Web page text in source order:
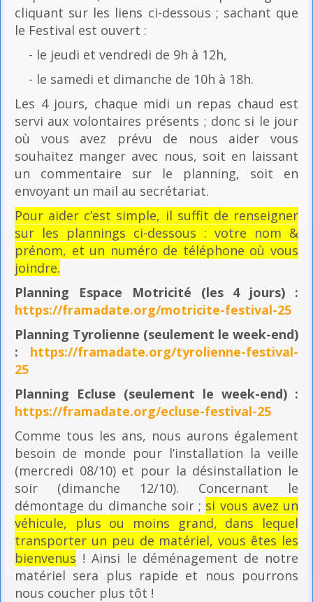
cliquant sur les liens ci-dessous ; sachant que
le Festival est ouvert :
- le jeudi et vendredi de 9h à 12h,
- le samedi et dimanche de 10h à 18h.
Les 4 jours, chaque midi un repas chaud est
servi aux volontaires présents ; donc si le jour
où vous avez prévu de nous aider vous
souhaitez manger avec nous, soit en laissant
un commentaire sur le planning, soit en
envoyant un mail au secrétariat.
Pour aider c’est simple, il suffit de renseigner
sur les plannings ci-dessous : votre nom &
prénom, et un numéro de téléphone où vous
joindre.
Planning Espace Motricité (les 4 jours) :
https://framadate.org/motricite-festival-25
Planning Tyrolienne (seulement le week-end)
: https://framadate.org/tyrolienne-festival-
25
Planning Ecluse (seulement le week-end) :
https://framadate.org/ecluse-festival-25
Comme tous les ans, nous aurons également
besoin de monde pour l’installation la veille
(mercredi 08/10) et pour la désinstallation le
soir (dimanche 12/10). Concernant le
démontage du dimanche soir ; si vous avez un
véhicule, plus ou moins grand, dans lequel
transporter un peu de matériel, vous êtes les
bienvenus ! Ainsi le déménagement de notre
matériel sera plus rapide et nous pourrons
nous coucher plus tôt !